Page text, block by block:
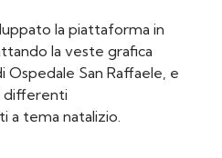
la piattaforma in
la veste grafica
Ospedale San Raffaele, e
differenti
a tema natalizio.